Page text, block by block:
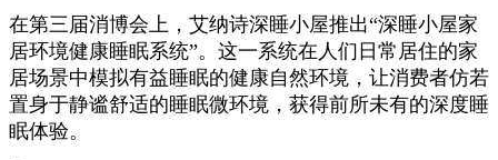
在第三届消博会上，艾纳诗深睡小屋推出“深睡小屋家
居环境健康睡眠系统”。这一系统在人们日常居住的家
居场景中模拟有益睡眠的健康自然环境，让消费者仿若
置身于静谧舒适的睡眠微环境，获得前所未有的深度睡
眠体验。